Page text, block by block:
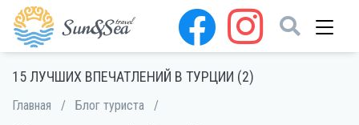
15 ЛУЧШИХ ВПЕЧАТЛЕНИЙ В ТУРЦИИ (2)
Главная / Блог туриста
/